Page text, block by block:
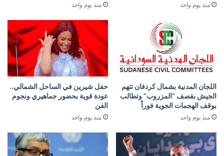
منذ يوم واحد منذ يوم واحد
اللجان المدنية بشمال كردفان تتهم
الجيش بقصف “المزروب” وتطالب
بوقف الهجمات الجوية فوراً
منذ يوم واحد
حفل شيرين في الساحل الشمالي..
عودة قوية بحضور جماهيري ونجوم
الفن
منذ يوم واحد